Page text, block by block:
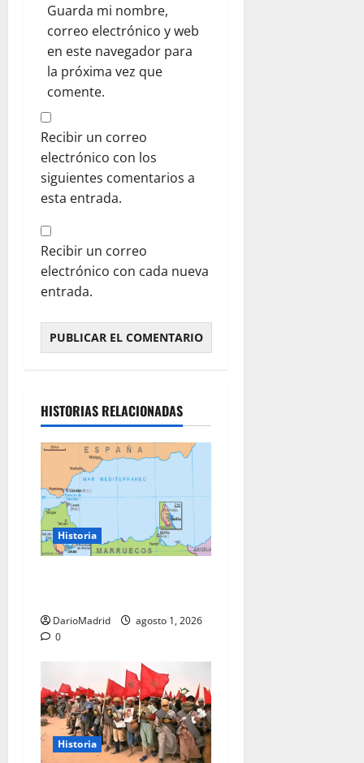
Guarda mi nombre,
correo electrónico y web
en este navegador para
la próxima vez que
comente.
Recibir un correo
electrónico con los
siguientes comentarios a
esta entrada.
Recibir un correo
electrónico con cada nueva
entrada.
HISTORIAS RELACIONADAS
Historia
DarioMadrid
agosto 1, 2026
0
Historia